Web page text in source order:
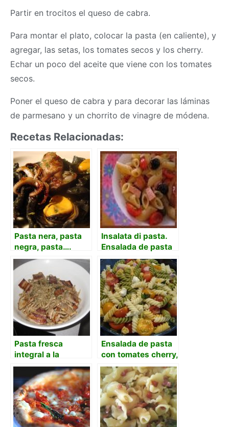
Partir en trocitos el queso de cabra.
Para montar el plato, colocar la pasta (en caliente), y
agregar, las setas, los tomates secos y los cherry.
Echar un poco del aceite que viene con los tomates
secos.
Poner el queso de cabra y para decorar las láminas
de parmesano y un chorrito de vinagre de módena.
Recetas Relacionadas:
Pasta nera, pasta
negra, pasta….
fresca!!!
Insalata di pasta.
Ensalada de pasta
Pasta fresca
integral a la
carbonara (receta
italiana)
Ensalada de pasta
con tomates cherry,
queso feta y
albahaca